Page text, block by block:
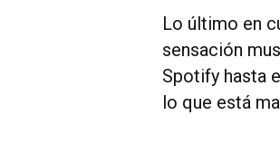
Lo último en
sensación
Spotify hasta
lo que está